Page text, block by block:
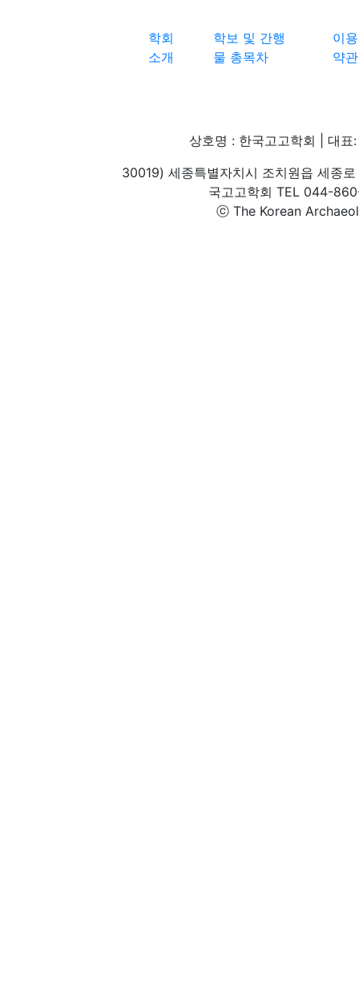
학회
소개
학보 및 간행
물 총목차
이용
약관
상호명 : 한국고고학회 | 대
30019) 세종특별자치시 조치원읍 세종
국고고학회 TEL 044-
ⓒ The Korean